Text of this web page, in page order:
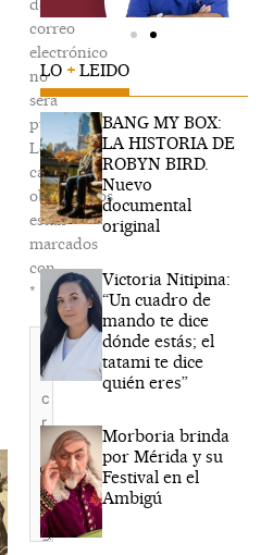
de
correo
electrónico
no
será
publicada.
Los
campos
obligatorios
están
marcados
con
*
Escribe
aquí...
LO + LEIDO
BANG MY BOX:
LA HISTORIA DE
ROBYN BIRD.
Nuevo
documental
original
Victoria Nitipina:
“Un cuadro de
mando te dice
dónde estás; el
tatami te dice
quién eres”
Morboria brinda
por Mérida y su
Festival en el
Ambigú